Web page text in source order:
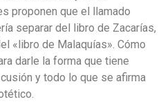
proponen que el llamado
separar del libro de Zacarías,
«libro de Malaquías». Cómo
darle la forma que tiene
y todo lo que se afirma